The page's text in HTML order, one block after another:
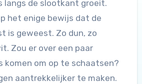
langs de slootkant groeit.
het enige bewijs dat de
is geweest. Zo dun, zo
Zou er over een paar
komen om op te schaatsen?
aantrekkelijker te maken.